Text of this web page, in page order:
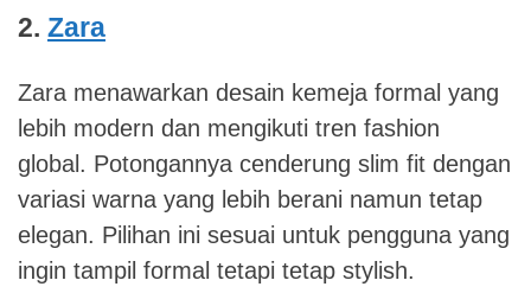
2. Zara
Zara menawarkan desain kemeja formal yang
lebih modern dan mengikuti tren fashion
global. Potongannya cenderung slim fit dengan
variasi warna yang lebih berani namun tetap
elegan. Pilihan ini sesuai untuk pengguna yang
ingin tampil formal tetapi tetap stylish.